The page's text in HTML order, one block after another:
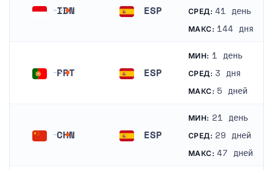
IDN ESP СРЕД: 41 день
МАКС: 144 дня
PRT ESP
МИН: 1 день
СРЕД: 3 дня
МАКС: 5 дней
CHN ESP
МИН: 21 день
СРЕД: 29 дней
МАКС: 47 дней